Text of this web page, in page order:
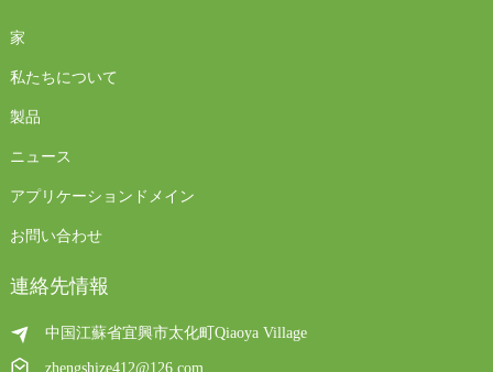
家
私たちについて
製品
ニュース
アプリケーションドメイン
お問い合わせ
連絡先情報
中国江蘇省宜興市太化町Qiaoya Village
zhengshize412@126.com